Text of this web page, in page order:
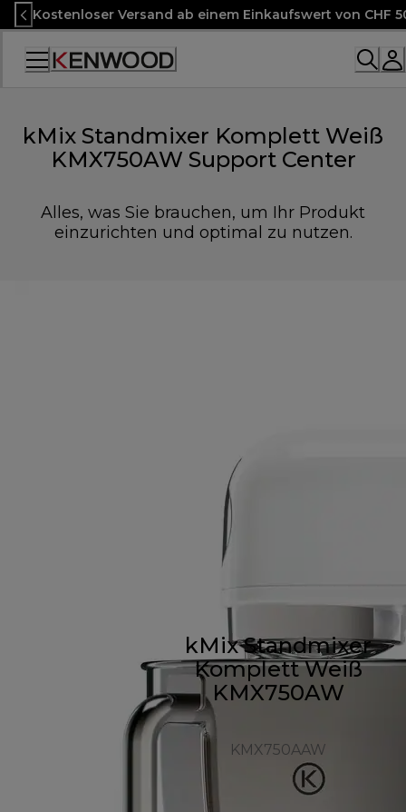
Skip
to
Content
Kostenloser Versand ab einem Einkaufswert von CHF
Accessibility
kMix Standmixer Komplett Weiß
KMX750AW Support Center
Alles, was Sie brauchen, um Ihr Produkt
einzurichten und optimal zu nutzen.
kMix Standmixer
Komplett Weiß
KMX750AW
KMX750AAW